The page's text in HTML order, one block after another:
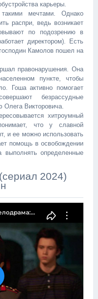
карьеры.
мечтами. Однако
распри, ведь возникает
по подозрению в
директором). Есть
Камолов пошел на
правонарушения. Она
пункте, чтобы
Гоша активно помогает
безрассудные
Олега Викторовича.
хитроумный
что у славной
и ее можно использовать
помощь в освобождении
определенные
2024)